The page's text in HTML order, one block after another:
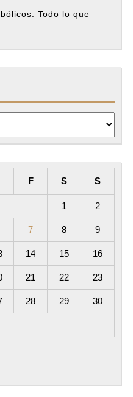
Todo lo que
F S S
1 2
7 8 9
14 15 16
21 22 23
28 29 30